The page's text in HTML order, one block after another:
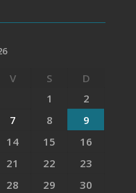
V S
D
1
2
7 8
9
14 15
16
21 22
23
28 29
30